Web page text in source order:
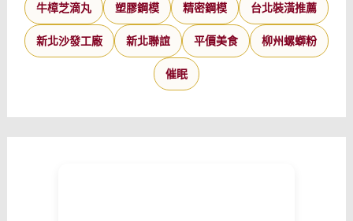
牛樟芝滴丸 塑膠鋼模 精密鋼模 台北裝潢推薦
新北沙發工廠 新北聯誼 平價美食 柳州螺螄粉
催眠